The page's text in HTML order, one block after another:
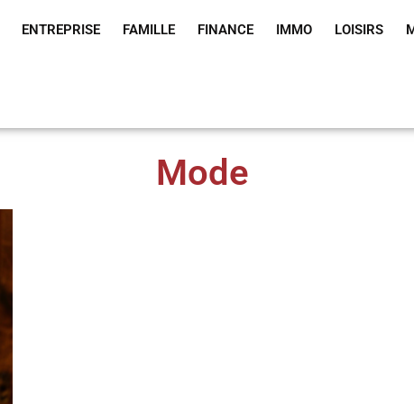
ENTREPRISE FAMILLE FINANCE IMMO LOISIRS
Mode